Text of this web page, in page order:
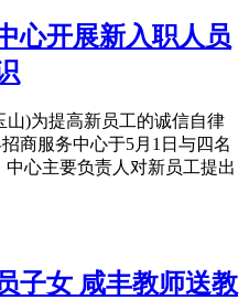
心开展新入职人员
山)为提高新员工的诚信自律
商服务中心于5月1日与四名
心主要负责人对新员工提出
子女 咸丰教师送教